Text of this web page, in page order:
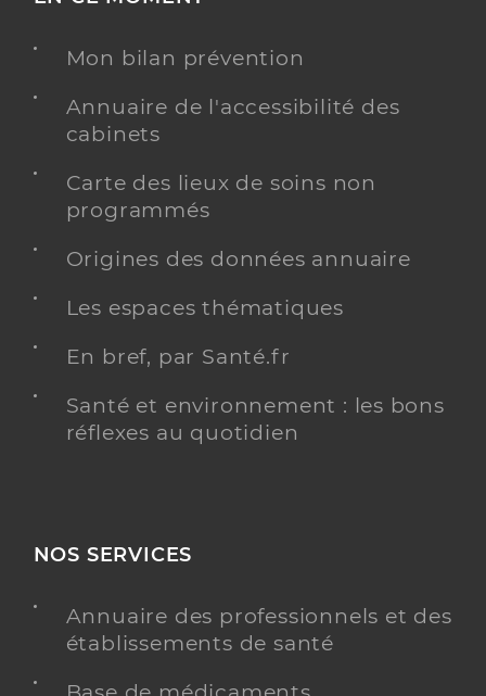
Mon bilan prévention
Annuaire de l'accessibilité des
cabinets
Carte des lieux de soins non
programmés
Origines des données annuaire
Les espaces thématiques
En bref, par Santé.fr
Santé et environnement : les bons
réflexes au quotidien
NOS SERVICES
Annuaire des professionnels et des
établissements de santé